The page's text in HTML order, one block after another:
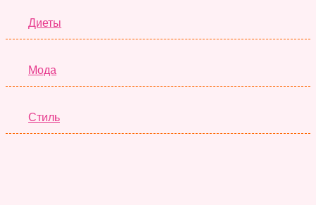
Диеты
Мода
Стиль